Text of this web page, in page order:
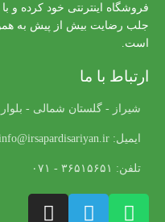
فروشگاه اینترنتی خود کرده و
جلب رضایت بیش از پیش به
است.
ارتباط با ما
شیراز - گلستان شمالی -
ایمیل: info@irsapardisariyan.ir
تلفن: ۳۶۵۱۵۶۵۱ - ۰۷۱